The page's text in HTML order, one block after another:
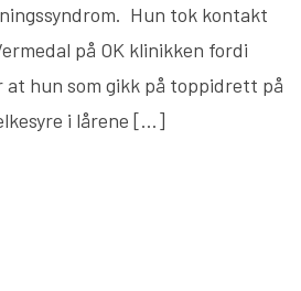
Hun tok kontakt
på OK klinikken fordi
hun som gikk på toppidrett på
i lårene […]